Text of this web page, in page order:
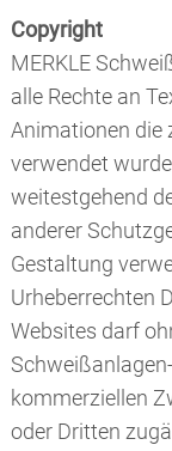
Copyright
MERKLE
alle Rechte an
Animationen die
verwendet
weitestgehend
anderer
Gestaltung
Urheberrechten
Websites darf
kommerziellen
oder Dritten